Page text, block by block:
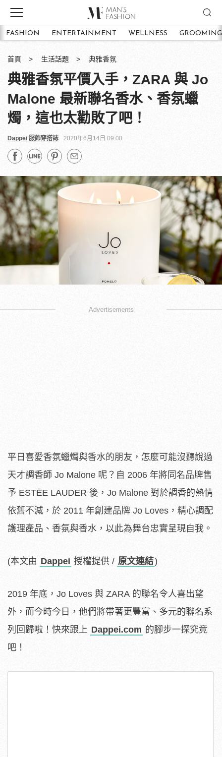
FASHION ENTERTAINMENT WELLNESS GROOMING
首頁 生活話題 典雅香氛
典雅香氛平價入手，ZARA 與 Jo
Malone 最新聯名香水、香氛蠟
燭，這也太勸敗了吧！
Dappei 服飾穿搭誌 2020年6月14日 09:00
Advertisements
平日喜愛香氛蠟燭與香水的朋友，怎麼可能沒聽說過
天才調香師 Jo Malone 呢？自 2006 年將同名品牌售
予 ESTĒE LAUDER 後，Jo Malone 對於調香的熱情
依舊不減，於 2011 年創建品牌 Jo Loves，精心調配
護理產品、香氛與香水，以此為舞台忠實呈現自我。
(本文由 Dappei 授權提供 / 原文連結)
2019 年底，Jo Loves 與 ZARA 的聯名令人喜出望
外，而今時今日，他們將帶著更豐富、多元的聯名系
列回歸啦！快來跟上 Dappei.com 的腳步一探究竟
吧！